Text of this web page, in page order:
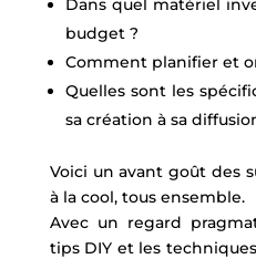
Dans quel matériel
budget ?
Comment planifier et
Quelles sont les
sa création à sa
Voici un avant goût des
à la cool, tous ensemble.
Avec un regard
tips DIY et les